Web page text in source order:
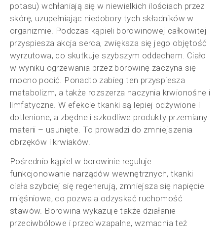
potasu) wchłaniają się w niewielkich ilościach przez
skórę, uzupełniając niedobory tych składników w
organizmie. Podczas kąpieli borowinowej całkowitej
przyspiesza akcja serca, zwiększa się jego objętość
wyrzutowa, co skutkuje szybszym oddechem. Ciało
w wyniku ogrzewania przez borowinę zaczyna się
mocno pocić. Ponadto zabieg ten przyspiesza
metabolizm, a także rozszerza naczynia krwionośne i
limfatyczne. W efekcie tkanki są lepiej odżywione i
dotlenione, a zbędne i szkodliwe produkty przemiany
materii – usunięte. To prowadzi do zmniejszenia
obrzęków i krwiaków.
Pośrednio kąpiel w borowinie reguluje
funkcjonowanie narządów wewnętrznych, tkanki
ciała szybciej się regenerują, zmniejsza się napięcie
mięśniowe, co pozwala odzyskać ruchomość
stawów. Borowina wykazuje także działanie
przeciwbólowe i przeciwzapalne, wzmacnia też